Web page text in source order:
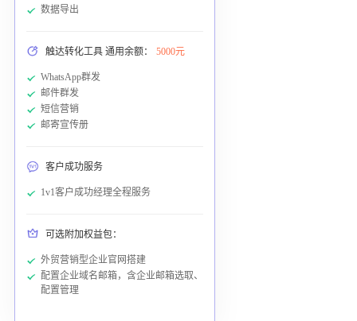
数据导出
触达转化工具 通用余额： 5000元
WhatsApp群发
邮件群发
短信营销
邮寄宣传册
客户成功服务
1v1客户成功经理全程服务
可选附加权益包：
外贸营销型企业官网搭建
配置企业域名邮箱，含企业邮箱选取、
配置管理